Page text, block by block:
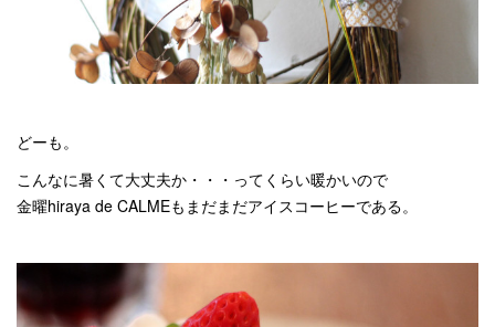
どーも。
こんなに暑くて大丈夫か・・・ってくらい暖かいので
金曜hiraya de CALMEもまだまだアイスコーヒーである。